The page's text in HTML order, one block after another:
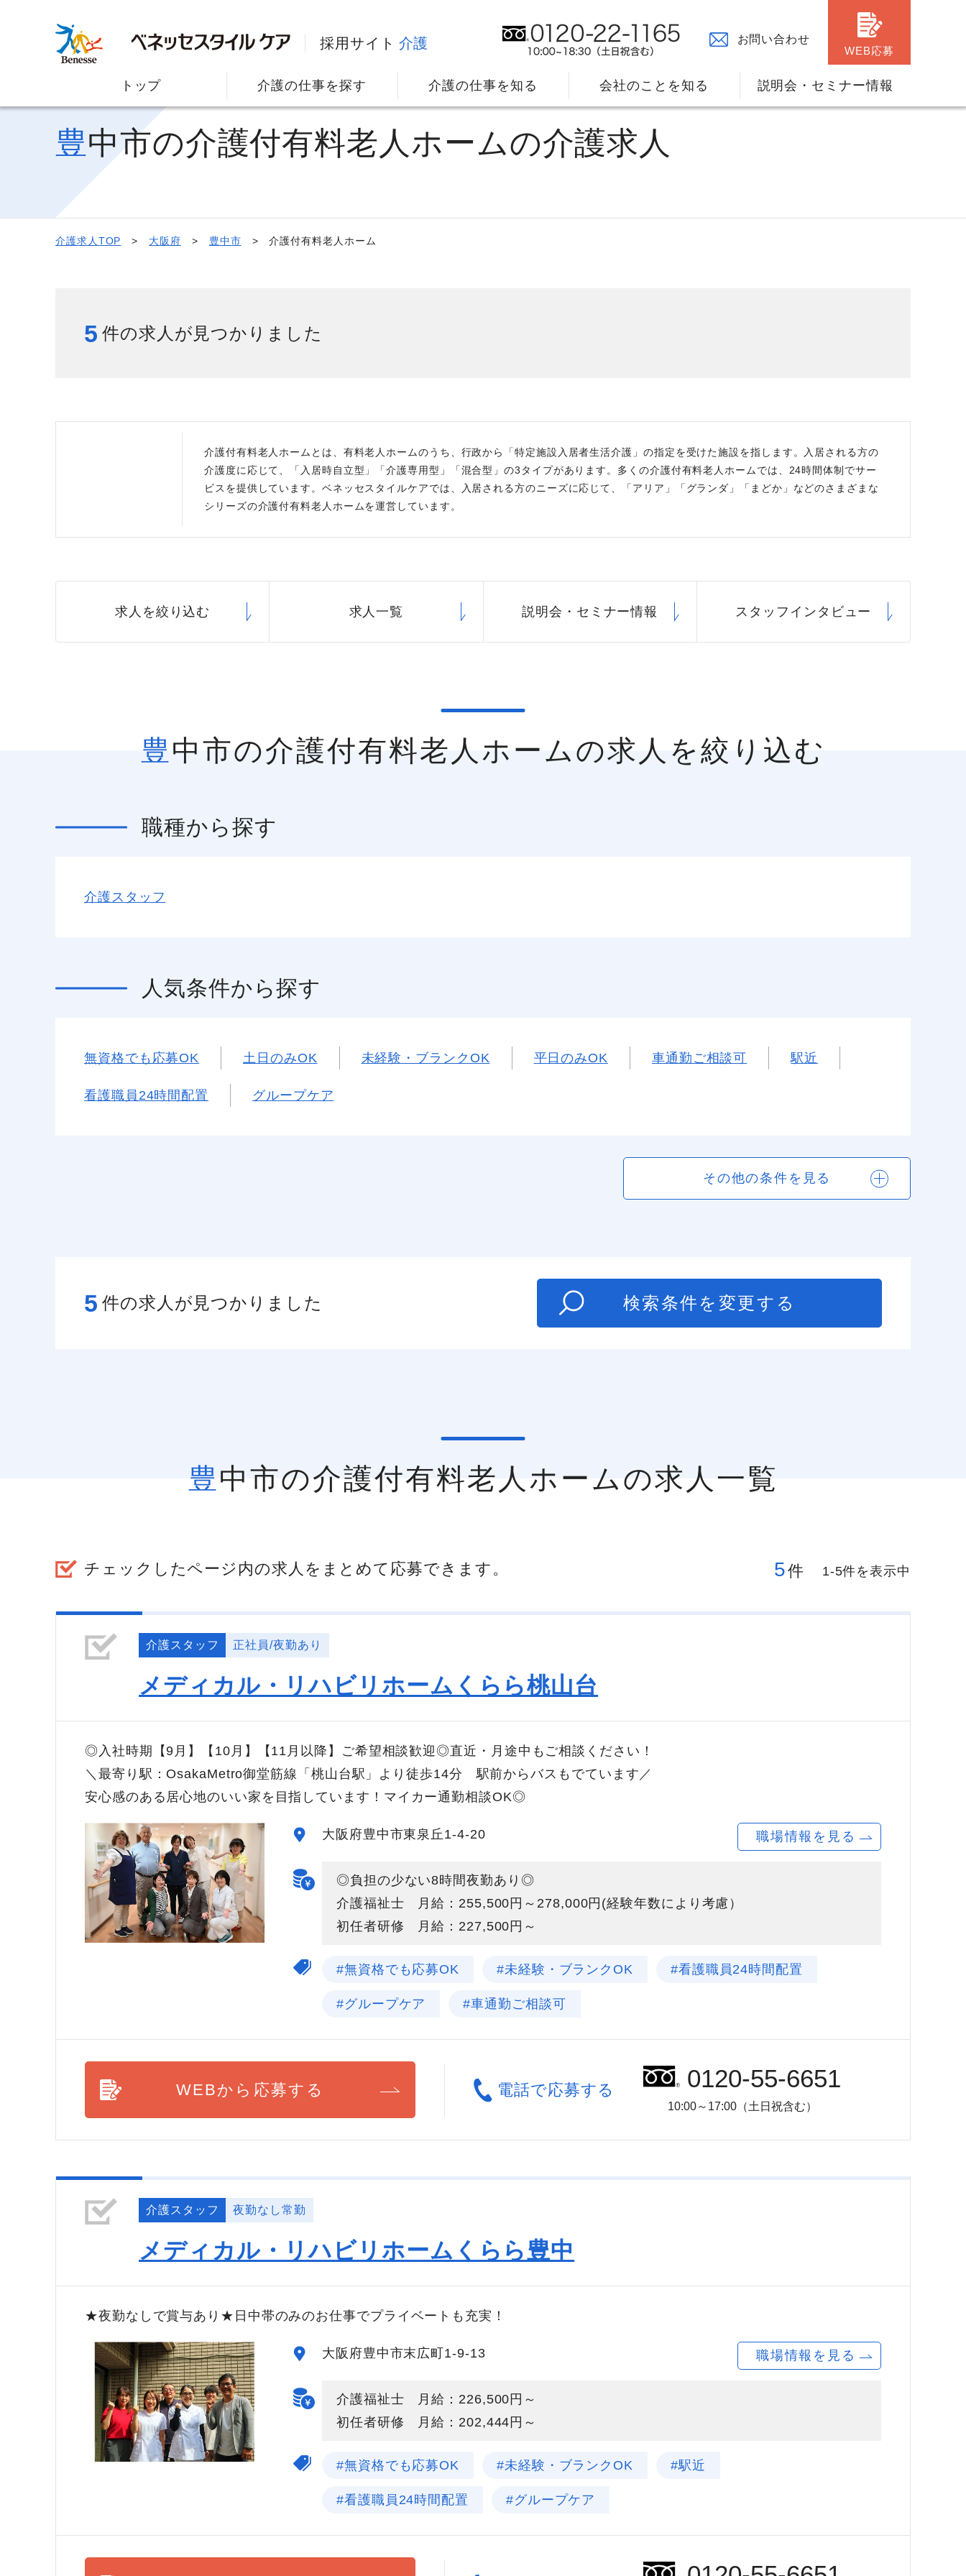
採用サイト 介護
お問い合わせ
WEB応募
トップ 介護の仕事を探す 介護の仕事を知る
給与制度 資格取得サポート制度 福利厚生
会社のことを知る
スタッフインタビュー 社員主役のプロジェクト 職場データ
説明会・セミナー情報
豊中市の介護付有料老人ホームの介護求人
介護求人TOP 大阪府 豊中市 介護付有料老人ホーム
5 件の求人が見つかりました
介護付有料老人ホームとは、有料老人ホームのうち、行政から「特定施設入居者生活介護」の指定を受けた施設を指します。入居される方の
介護度に応じて、「入居時自立型」「介護専用型」「混合型」の3タイプがあります。多くの介護付有料老人ホームでは、24時間体制でサー
ビスを提供しています。ベネッセスタイルケアでは、入居される方のニーズに応じて、「アリア」「グランダ」「まどか」などのさまざまな
シリーズの介護付有料老人ホームを運営しています。
求人を絞り込む 求人一覧 説明会・ セミナー情報 スタッフ インタビュー
豊中市の介護付有料老人ホームの求人を絞り込む
職種から探す
介護スタッフ
人気条件から探す
無資格でも応募OK 土日のみOK 未経験・ブランクOK 平日のみOK 車通勤ご相談可 駅近
看護職員24時間配置 グループケア
その他の条件を見る
5 件の求人が見つかりました 検索条件を変更する
豊中市の介護付有料老人ホームの求人一覧
チェックしたページ内の求人をまとめて応募できます。 5件 1-5件を表示中
介護スタッフ 正社員/夜勤あり
メディカル・リハビリホームくらら桃山台
◎入社時期【9月】【10月】【11月以降】ご希望相談歓迎◎直近・月途中もご相談ください！
＼最寄り駅：OsakaMetro御堂筋線「桃山台駅」より徒歩14分 駅前からバスもでています／
安心感のある居心地のいい家を目指しています！マイカー通勤相談OK◎
大阪府豊中市東泉丘1-4-20 職場情報を見る
◎負担の少ない8時間夜勤あり◎
介護福祉士 月給：255,500円～278,000円(経験年数により考慮）
初任者研修 月給：227,500円～
#無資格でも応募OK #未経験・ブランクOK #看護職員24時間配置
#グループケア #車通勤ご相談可
WEBから応募する 電話で応募する 0120-55-6651
10:00～17:00（土日祝含む）
介護スタッフ 夜勤なし常勤
メディカル・リハビリホームくらら豊中
★夜勤なしで賞与あり★日中帯のみのお仕事でプライベートも充実！
大阪府豊中市末広町1-9-13 職場情報を見る
介護福祉士 月給：226,500円～
初任者研修 月給：202,444円～
#無資格でも応募OK #未経験・ブランクOK #駅近
#看護職員24時間配置 #グループケア